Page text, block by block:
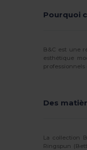
Finden &
Fruit of
Henbury
Just Cool
Pourquoi
B&C est une
esthétique
Des
La collection
Ringspun